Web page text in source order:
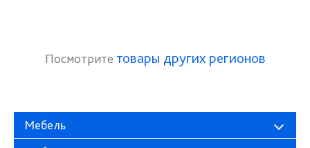
Посмотрите товары других регионов
Мебель